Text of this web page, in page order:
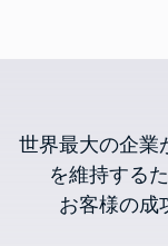
世界最大の企業
を維持する
お客様の成